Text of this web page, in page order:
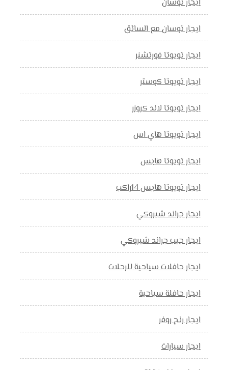
ايجار توسان
ايجار توسان مع السائق
ايجار تويوتا فورتشنر
ايجار تويوتا كوستر
ايجار تويوتا لاند كروزر
ايجار تويوتا هاي اس
ايجار تويوتا هايس
ايجار تويوتا هايس 14راكب
ايجار جراند شيروكي
ايجار جيب جراند شيروكي
ايجار حافلات سياحية للرحلات
ايجار حافلة سياحية
ايجار رنج روفر
ايجار سيارات